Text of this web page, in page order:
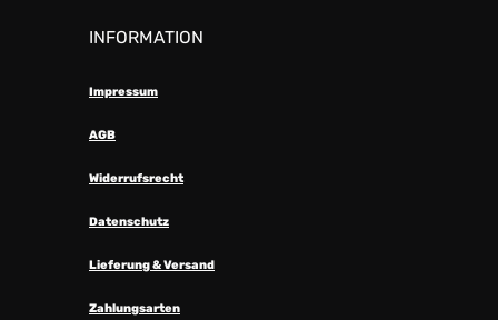
INFORMATION
Impressum
AGB
Widerrufsrecht
Datenschutz
Lieferung & Versand
Zahlungsarten